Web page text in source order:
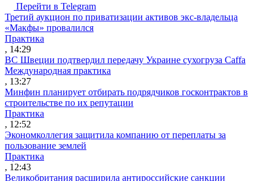
Перейти в Telegram
Третий аукцион по приватизации активов экс-владельца
«Макфы» провалился
Практика
, 14:29
ВС Швеции подтвердил передачу Украине сухогруза Caffa
Международная практика
, 13:27
Минфин планирует отбирать подрядчиков госконтрактов в
строительстве по их репутации
Практика
, 12:52
Экономколлегия защитила компанию от переплаты за
пользование землей
Практика
, 12:43
Великобритания расширила антироссийские санкции